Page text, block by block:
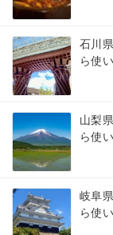
石川
ら使
山梨
ら使
岐阜
ら使